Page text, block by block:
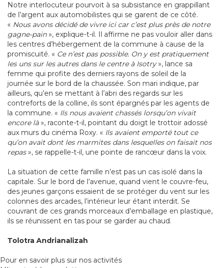
Notre interlocuteur pourvoit à sa subsistance en grappillant
de l’argent aux automobilistes qui se garent de ce côté.
« Nous avons décidé de vivre ici car c’est plus près de notre
gagne-pain», explique-t-il. Il affirme ne pas vouloir aller dans
les centres d’hébergement de la commune à cause de la
promiscuité. « Ce n’est pas possible. On y est pratiquement
les uns sur les autres dans le centre à Isotry», lance sa
femme qui profite des derniers rayons de soleil de la
journée sur le bord de la chaussée. Son mari indique, par
ailleurs, qu’en se mettant à l’abri des regards sur les
contreforts de la colline, ils sont épargnés par les agents de
la commune. « Ils nous avaient chassés lorsqu’on vivait
encore là», raconte-t-il, pointant du doigt le trottoir adossé
aux murs du cinéma Roxy. « Ils avaient emporté tout ce
qu’on avait dont les marmites dans lesquelles on faisait nos
repas», se rappelle-t-il, une pointe de rancœur dans la voix.
La situation de cette famille n’est pas un cas isolé dans la
capitale. Sur le bord de l’avenue, quand vient le couvre-feu,
des jeunes garçons essaient de se protéger du vent sur les
colonnes des arcades, l’intérieur leur étant interdit. Se
couvrant de ces grands morceaux d’emballage en plastique,
ils se réunissent en tas pour se garder au chaud.
Tolotra Andrianalizah
Pour en savoir plus sur nos activités